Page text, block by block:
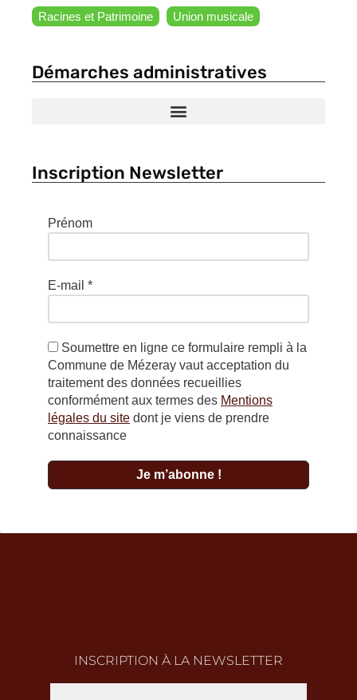
Racines et Patrimoine Union musicale
Démarches administratives
Inscription Newsletter
Prénom
E-mail *
Soumettre en ligne ce formulaire rempli à la
Commune de Mézeray vaut acceptation du
traitement des données recueillies
conformément aux termes des Mentions
légales du site dont je viens de prendre
connaissance
INSCRIPTION À LA NEWSLETTER